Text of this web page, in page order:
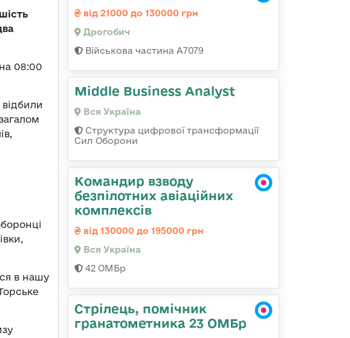
08:00
відбили
в нашу
від 21000 до 130000 грн
Дрогобич
Військова частина А7079
Middle Business Analyst
Вся Україна
Структура цифрової трансформації
Сил Оборони
Командир взводу
безпілотних авіаційних
комплексів
від 130000 до 195000 грн
Вся Україна
42 ОМБр
Стрілець, помічник
гранатометника 23 ОМБр